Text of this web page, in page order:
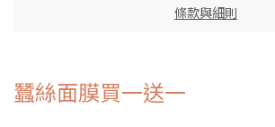
條款與細則
蠶絲面膜買一送一